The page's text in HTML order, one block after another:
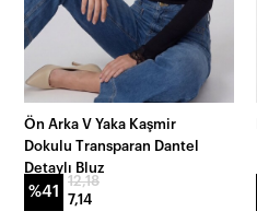
Ön Arka V Yaka Kaşmir
Dokulu Transparan Dantel
Detaylı Bluz
%41
12,18
7,14